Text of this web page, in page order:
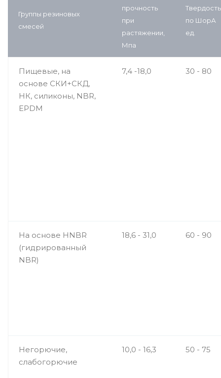
Группы резиновых
смесей
прочность
при
растяжении,
Мпа
Твердость
по ШорА
ед.
Пищевые, на
основе СКИ+СКД,
НК, силиконы, NBR,
EPDM
7,4 -18,0 30 - 80
На основе HNBR
(гидрированный
NBR)
18,6 - 31,0 60 - 90
Негорючие,
слабогорючие
10,0 - 16,3 50 - 75